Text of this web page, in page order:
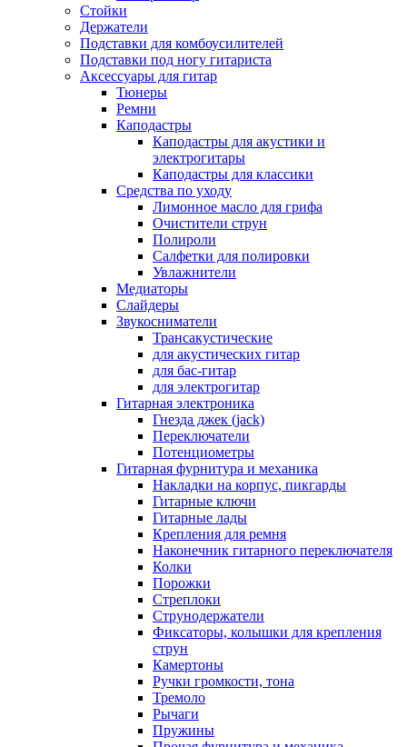
Стойки
Держатели
Подставки для комбоусилителей
Подставки под ногу гитариста
Аксессуары для гитар
Тюнеры
Ремни
Каподастры
Каподастры для акустики и
электрогитары
Каподастры для классики
Средства по уходу
Лимонное масло для грифа
Очистители струн
Полироли
Салфетки для полировки
Увлажнители
Медиаторы
Слайдеры
Звукосниматели
Трансакустические
для акустических гитар
для бас-гитар
для электрогитар
Гитарная электроника
Гнезда джек (jack)
Переключатели
Потенциометры
Гитарная фурнитура и механика
Накладки на корпус, пикгарды
Гитарные ключи
Гитарные лады
Крепления для ремня
Наконечник гитарного переключателя
Колки
Порожки
Стреплоки
Струнодержатели
Фиксаторы, колышки для крепления
струн
Камертоны
Ручки громкости, тона
Тремоло
Рычаги
Пружины